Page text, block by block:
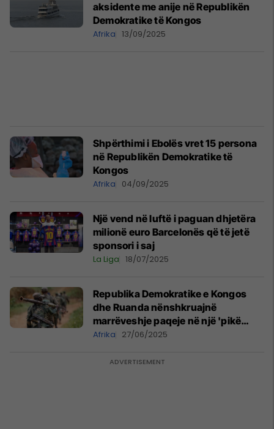
aksidente me anije në Republikën
Demokratike të Kongos
Afrika 13/09/2025
Shpërthimi i Ebolës vret 15 persona
në Republikën Demokratike të
Kongos
Afrika 04/09/2025
Një vend në luftë i paguan dhjetëra
milionë euro Barcelonës që të jetë
sponsori i saj
La Liga 18/07/2025
Republika Demokratike e Kongos
dhe Ruanda nënshkruajnë
marrëveshje paqeje në një 'pikë
kthese' pas viteve të luftës
Afrika 27/06/2025